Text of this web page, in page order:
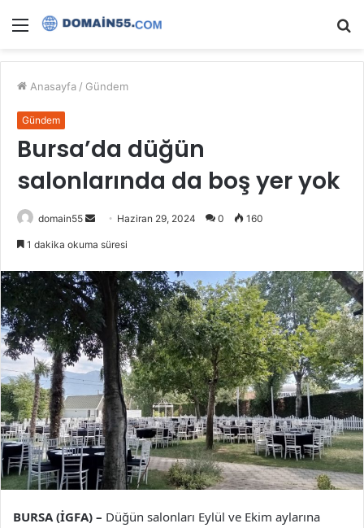
Menü
Anasayfa / Gündem
Gündem
Bursa’da düğün
salonlarında da boş yer yok
domain55
Bir
göndermek
Haziran 29, 2024 0 160
1 dakika okuma süresi
BURSA (İGFA) – Düğün salonları Eylül ve Ekim aylarına